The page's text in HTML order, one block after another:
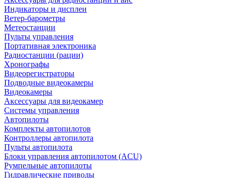
Индикаторы и дисплеи
Ветер-барометры
Метеостанции
Пульты управления
Портативная электроника
Радиостанции (рации)
Хронографы
Видеорегистраторы
Подводные видеокамеры
Видеокамеры
Аксессуары для видеокамер
Системы управления
Автопилоты
Комплекты автопилотов
Контроллеры автопилота
Пульты автопилота
Блоки управления автопилотом (ACU)
Румпельные автопилоты
Гидравлические приводы